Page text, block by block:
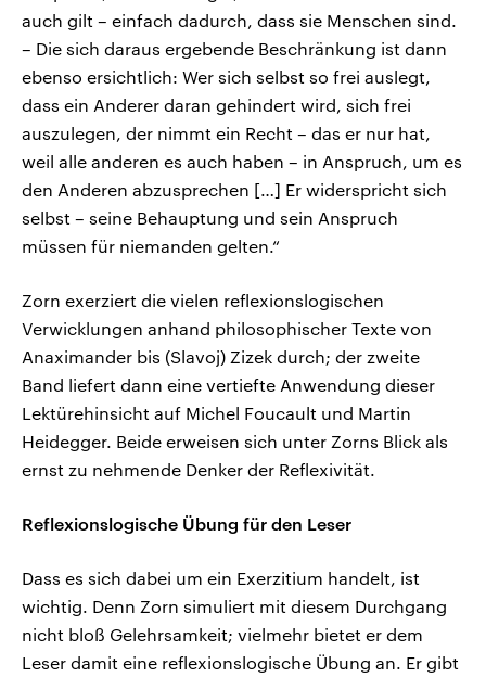
auch gilt – einfach dadurch, dass sie Menschen sind.
– Die sich daraus ergebende Beschränkung ist dann
ebenso ersichtlich: Wer sich selbst so frei auslegt,
dass ein Anderer daran gehindert wird, sich frei
auszulegen, der nimmt ein Recht – das er nur hat,
weil alle anderen es auch haben – in Anspruch, um es
den Anderen abzusprechen […] Er widerspricht sich
selbst – seine Behauptung und sein Anspruch
müssen für niemanden gelten.“
Zorn exerziert die vielen reflexionslogischen
Verwicklungen anhand philosophischer Texte von
Anaximander bis (Slavoj) Zizek durch; der zweite
Band liefert dann eine vertiefte Anwendung dieser
Lektürehinsicht auf Michel Foucault und Martin
Heidegger. Beide erweisen sich unter Zorns Blick als
ernst zu nehmende Denker der Reflexivität.
Reflexionslogische Übung für den Leser
Dass es sich dabei um ein Exerzitium handelt, ist
wichtig. Denn Zorn simuliert mit diesem Durchgang
nicht bloß Gelehrsamkeit; vielmehr bietet er dem
Leser damit eine reflexionslogische Übung an. Er gibt